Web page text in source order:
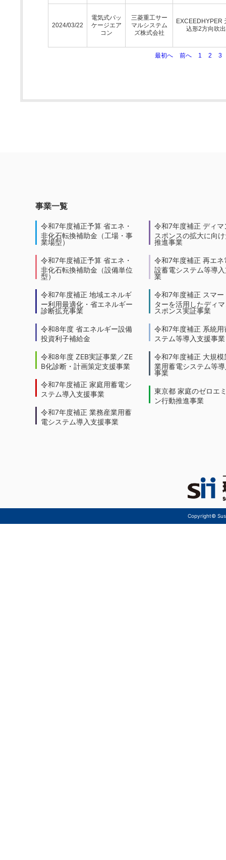
2024/03/22
電気式パッ
ケージエア
コン
三菱重工サー
マルシステム
ズ株式会社
EXCEEDHYPER
込形2方向吹
最初へ 前へ 1 2 3
事業一覧
令和7年度補正予算 省エネ・
非化石転換補助金（工場・事
業場型）
令和7年度補正予算 省エネ・
非化石転換補助金（設備単位
型）
令和7年度補正 地域エネルギ
ー利用最適化・省エネルギー
診断拡充事業
令和8年度 省エネルギー設備
投資利子補給金
令和8年度 ZEB実証事業／ZE
B化診断・計画策定支援事業
令和7年度補正 家庭用蓄電シ
ステム導入支援事業
令和7年度補正 業務産業用蓄
電システム導入支援事業
令和7年度補正 ディマ
スポンスの拡大に向
推進事業
令和7年度補正 再エネ
設蓄電システム等導
業
令和7年度補正 スマー
ターを活用したディ
スポンス実証事業
令和7年度補正 系統用
ステム等導入支援事業
令和7年度補正 大規模
業用蓄電システム等
事業
東京都 家庭のゼロエ
ン行動推進事業
Copyright©